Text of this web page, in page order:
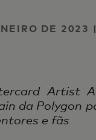
DE 2023
Artist
da Polygon
e fãs